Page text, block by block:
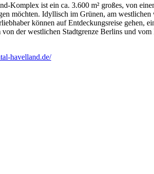
Komplex ist ein ca. 3.600 m² großes, von
möchten. Idyllisch im Grünen, am
können auf Entdeckungsreise gehen,
der westlichen Stadtgrenze Berlins und
havelland.de/